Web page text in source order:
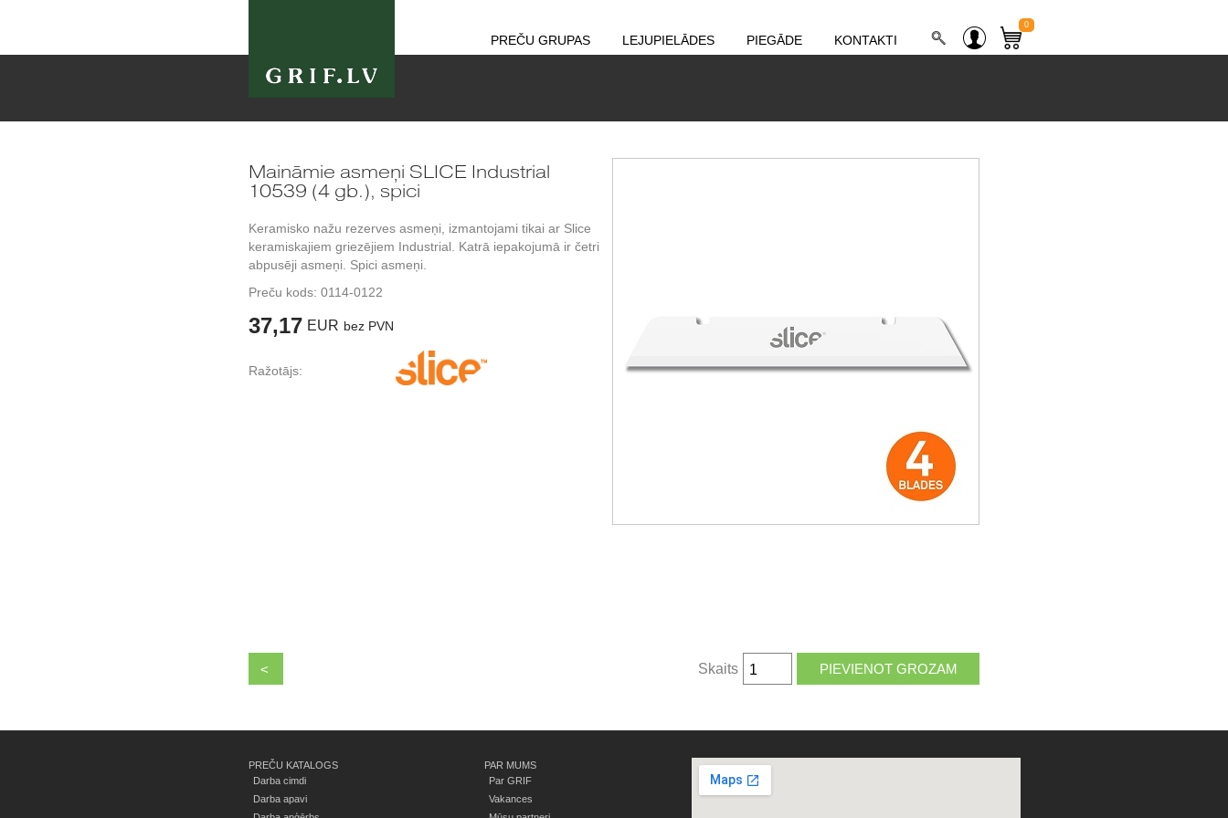
PREČU GRUPAS LEJUPIELĀDES PIEGĀDE KONTAKTI
0
Maināmie asmeņi SLICE Industrial
10539 (4 gb.), spici
Keramisko nažu rezerves asmeņi, izmantojami tikai ar Slice
keramiskajiem griezējiem Industrial. Katrā iepakojumā ir četri
abpusēji asmeņi. Spici asmeņi.
Preču kods: 0114-0122
37,17 EUR bez PVN
Ražotājs:
< Skaits
PREČU KATALOGS
Darba cimdi
Darba apavi
PAR MUMS
Par GRIF
Vakances